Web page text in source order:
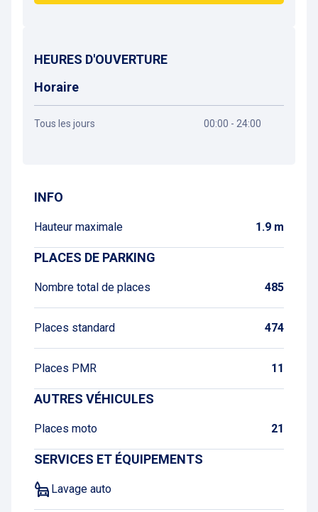
HEURES D'OUVERTURE
Horaire
Tous les jours 00:00 - 24:00
INFO
Hauteur maximale 1.9 m
PLACES DE PARKING
Nombre total de places 485
Places standard 474
Places PMR 11
AUTRES VÉHICULES
Places moto 21
SERVICES ET ÉQUIPEMENTS
Lavage auto